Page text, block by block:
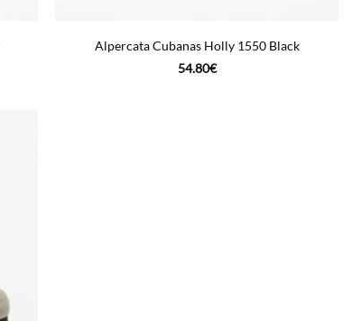
Alpercata Cubanas Holly 1550 Black
54.80€